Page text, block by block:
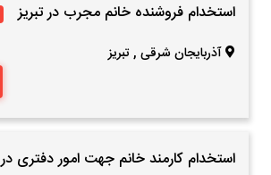
استخدام فروشنده خانم مجرب در تبریز
آذربایجان شرقی ,تبریز
استخدام کارمند خانم جهت امور دفتری در